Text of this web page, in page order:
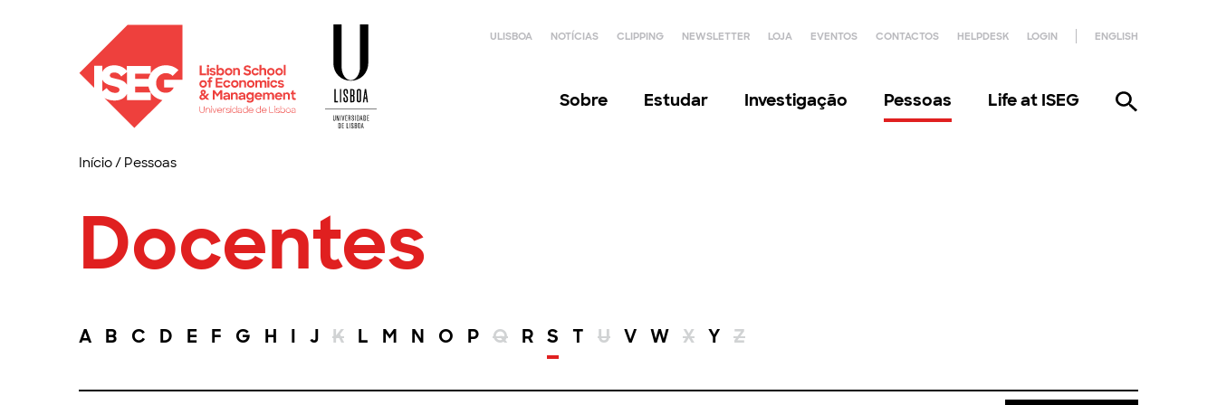
ULISBOA NOTÍCIAS CLIPPING NEWSLETTER LOJA EVENTOS CONTACTOS HELPDESK LOGIN ENGLISH
Sobre Estudar Investigação Pessoas Life at ISEG
Início/ Pessoas
Docentes
A B C D E F G H I J K L M N O P Q R S T U V W X Y Z